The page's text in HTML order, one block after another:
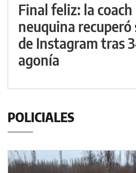
Final feliz: la coach
neuquina recuperó
de Instagram tras
agonía
POLICIALES